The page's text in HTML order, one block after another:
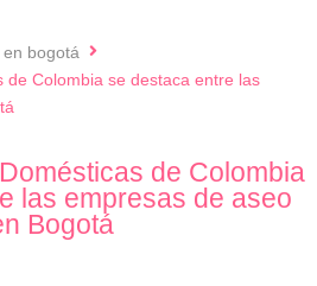
bogotá
de Colombia se destaca entre las
de Colombia
las empresas de aseo
Bogotá